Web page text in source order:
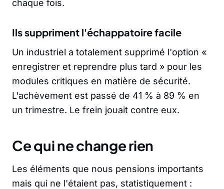
chaque fois.
Ils suppriment l'échappatoire facile
Un industriel a totalement supprimé l'option «
enregistrer et reprendre plus tard » pour les
modules critiques en matière de sécurité.
L'achèvement est passé de 41 % à 89 % en
un trimestre. Le frein jouait contre eux.
Ce qui ne change rien
Les éléments que nous pensions importants
mais qui ne l'étaient pas, statistiquement :